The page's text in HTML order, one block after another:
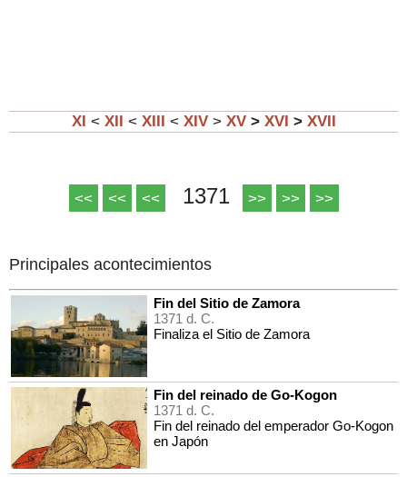
XI < XII < XIII < XIV > XV> XVI > XVII
<< << << 1371 >> >> >>
Principales acontecimientos
Fin del Sitio de Zamora
1371 d. C.
Finaliza el Sitio de Zamora
Fin del reinado de Go-Kogon
1371 d. C.
Fin del reinado del emperador Go-Kogon
en Japón